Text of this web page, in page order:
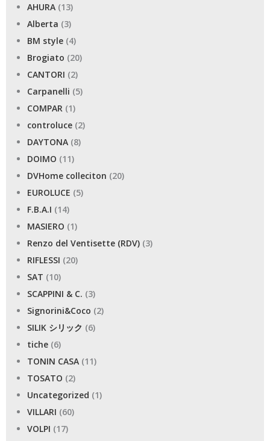
AHURA (13)
Alberta (3)
BM style (4)
Brogiato (20)
CANTORI (2)
Carpanelli (5)
COMPAR (1)
controluce (2)
DAYTONA (8)
DOIMO (11)
DVHome colleciton (20)
EUROLUCE (5)
F.B.A.I (14)
MASIERO (1)
Renzo del Ventisette (RDV) (3)
RIFLESSI (20)
SAT (10)
SCAPPINI & C. (3)
Signorini&Coco (2)
SILIK シリック (6)
tiche (6)
TONIN CASA (11)
TOSATO (2)
Uncategorized (1)
VILLARI (60)
VOLPI (17)